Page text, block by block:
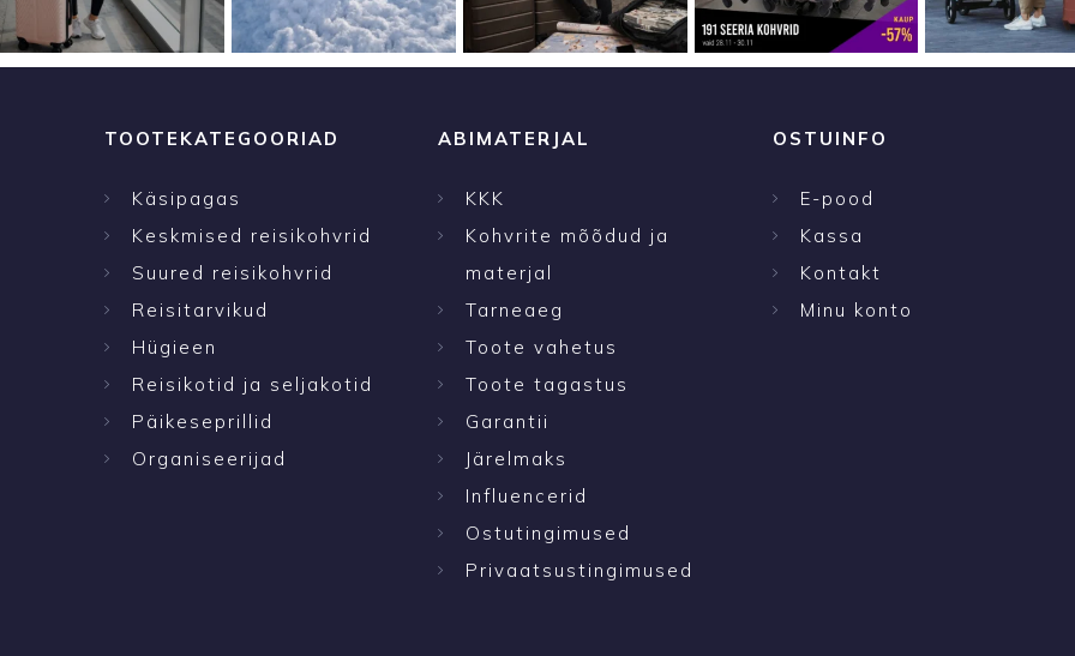
TOOTEKATEGOORIAD
Käsipagas
Keskmised reisikohvrid
Suured reisikohvrid
Reisitarvikud
Hügieen
Reisikotid ja seljakotid
Päikeseprillid
Organiseerijad
ABIMATERJAL
KKK
Kohvrite mõõdud ja
materjal
Tarneaeg
Toote vahetus
Toote tagastus
Garantii
Järelmaks
Influencerid
Ostutingimused
Privaatsustingimused
OSTUINFO
E-pood
Kassa
Kontakt
Minu konto